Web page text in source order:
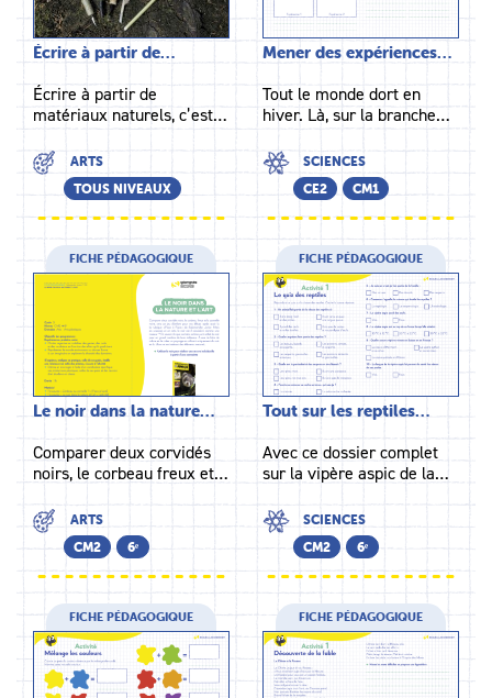
Écrire à partir de…
Écrire à partir de
matériaux naturels, c’est…
ARTS
TOUS NIVEAUX
Mener des expériences…
Tout le monde dort en
hiver. Là, sur la branche…
SCIENCES
CE2
CM1
FICHE PÉDAGOGIQUE
Le noir dans la nature…
Comparer deux corvidés
noirs, le corbeau freux et…
ARTS
CM2
6ᵉ
FICHE PÉDAGOGIQUE
Tout sur les reptiles…
Avec ce dossier complet
sur la vipère aspic de la…
SCIENCES
CM2
6ᵉ
FICHE PÉDAGOGIQUE FICHE PÉDAGOGIQUE